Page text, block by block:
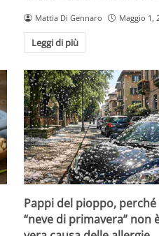
Mattia Di Gennaro Maggio 1,
Leggi di più
Pappi del pioppo, perché
“neve di primavera” non